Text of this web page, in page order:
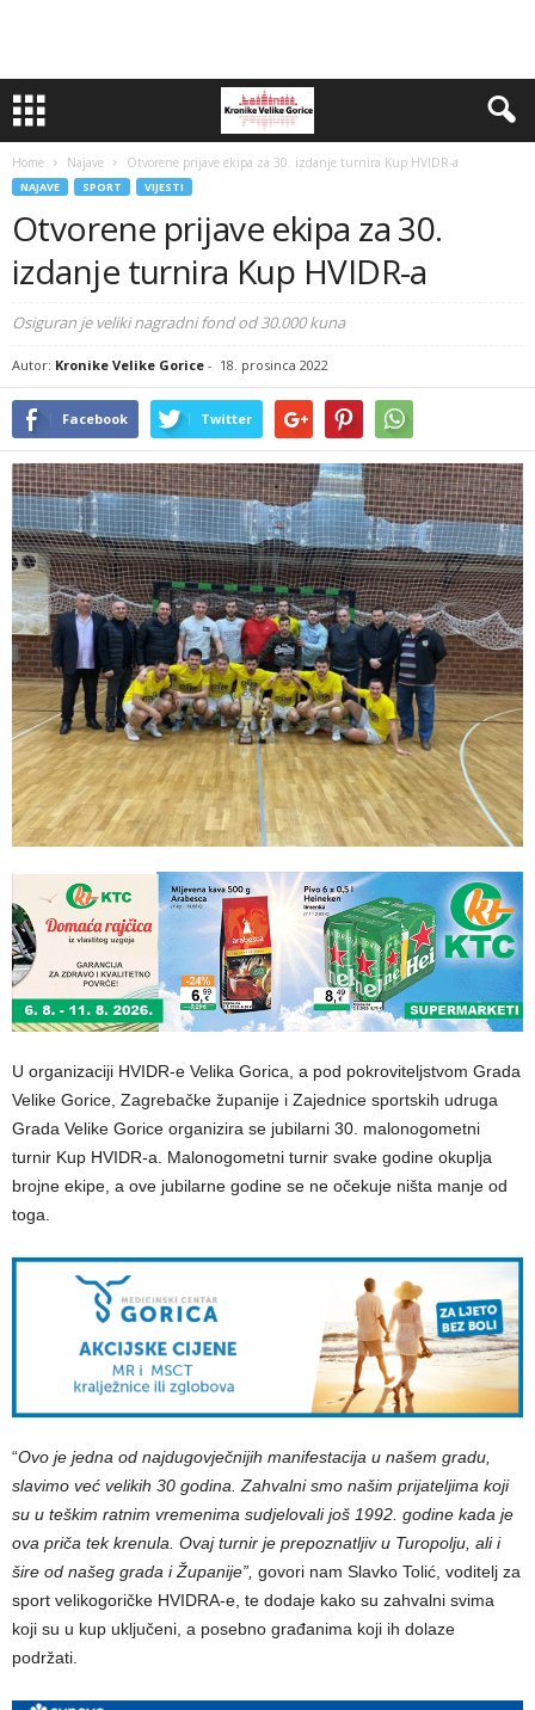
Home Najave Otvorene prijave ekipa za 30. izdanje turnira Kup HVIDR-a
NAJAVE SPORT VIJESTI
Otvorene prijave ekipa za 30.
izdanje turnira Kup HVIDR-a
Osiguran je veliki nagradni fond od 30.000 kuna
Autor: Kronike Velike Gorice - 18. prosinca 2022
Facebook Twitter
U organizaciji HVIDR-e Velika Gorica, a pod pokroviteljstvom Grada
Velike Gorice, Zagrebačke županije i Zajednice sportskih udruga
Grada Velike Gorice organizira se jubilarni 30. malonogometni
turnir Kup HVIDR-a. Malonogometni turnir svake godine okuplja
brojne ekipe, a ove jubilarne godine se ne očekuje ništa manje od
toga.
“Ovo je jedna od najdugovječnijih manifestacija u našem gradu,
slavimo već velikih 30 godina. Zahvalni smo našim prijateljima koji
su u teškim ratnim vremenima sudjelovali još 1992. godine kada je
ova priča tek krenula. Ovaj turnir je prepoznatljiv u Turopolju, ali i
šire od našeg grada i Županije”, govori nam Slavko Tolić, voditelj za
sport velikogoričke HVIDRA-e, te dodaje kako su zahvalni svima
koji su u kup uključeni, a posebno građanima koji ih dolaze
podržati.